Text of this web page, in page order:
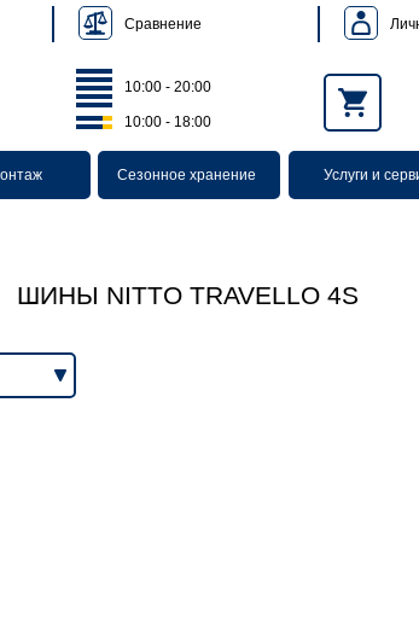
Сравнение
10:00 - 20:00
10:00 - 18:00
Сезонное хранение Услуги и
ШИНЫ NITTO TRAVELLO 4S